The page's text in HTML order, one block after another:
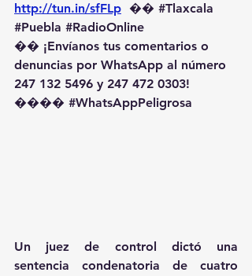
http://tun.in/sfFLp �� #Tlaxcala
#Puebla #RadioOnline
�� ¡Envíanos tus comentarios o
denuncias por WhatsApp al número
247 132 5496 y 247 472 0303!
��️�� #WhatsAppPeligrosa
Un juez de control dictó una
sentencia condenatoria de cuatro